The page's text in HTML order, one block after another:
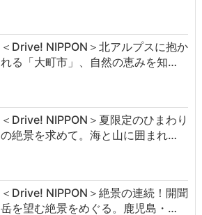
＜Drive! NIPPON＞北アルプスに抱か
れる「大町市」、自然の恵みを知…
＜Drive! NIPPON＞夏限定のひまわり
の絶景を求めて。海と山に囲まれ…
＜Drive! NIPPON＞絶景の連続！開聞
岳を望む絶景をめぐる。鹿児島・…